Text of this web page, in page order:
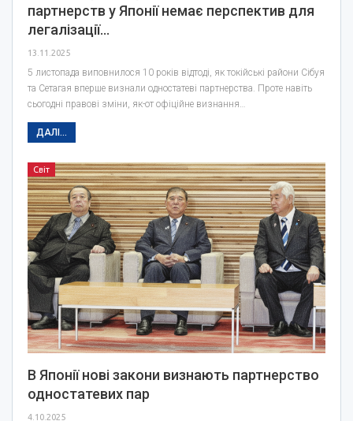
партнерств у Японії немає перспектив для
легалізації…
13.11.2025
5 листопада виповнилося 10 років відтоді, як токійські райони Сібуя
та Сетагая вперше визнали одностатеві партнерства. Проте навіть
сьогодні правові зміни, як-от офіційне визнання…
ДАЛІ...
Світ
В Японії нові закони визнають партнерство
одностатевих пар
4.10.2025